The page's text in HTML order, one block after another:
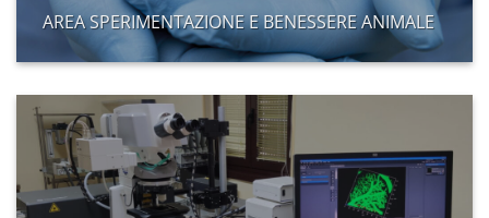
AREA SPERIMENTAZIONE E BENESSERE ANIMALE